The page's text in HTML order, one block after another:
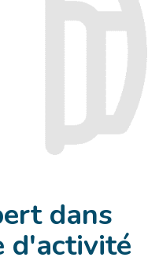
dans
d'activité